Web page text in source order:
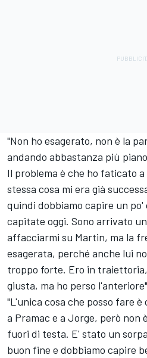
"Non ho esagerato, non è la
andando abbastanza più
Il problema è che ho faticato
stessa cosa mi era già
quindi dobbiamo capire un po'
capitate oggi. Sono arrivato
affacciarmi su Martin, ma la
esagerata, perché anche lui
troppo forte. Ero in
giusta, ma ho perso
"L'unica cosa che posso fare
a Pramac e a Jorge, però non
fuori di testa. E' stato un
buon fine e dobbiamo capire